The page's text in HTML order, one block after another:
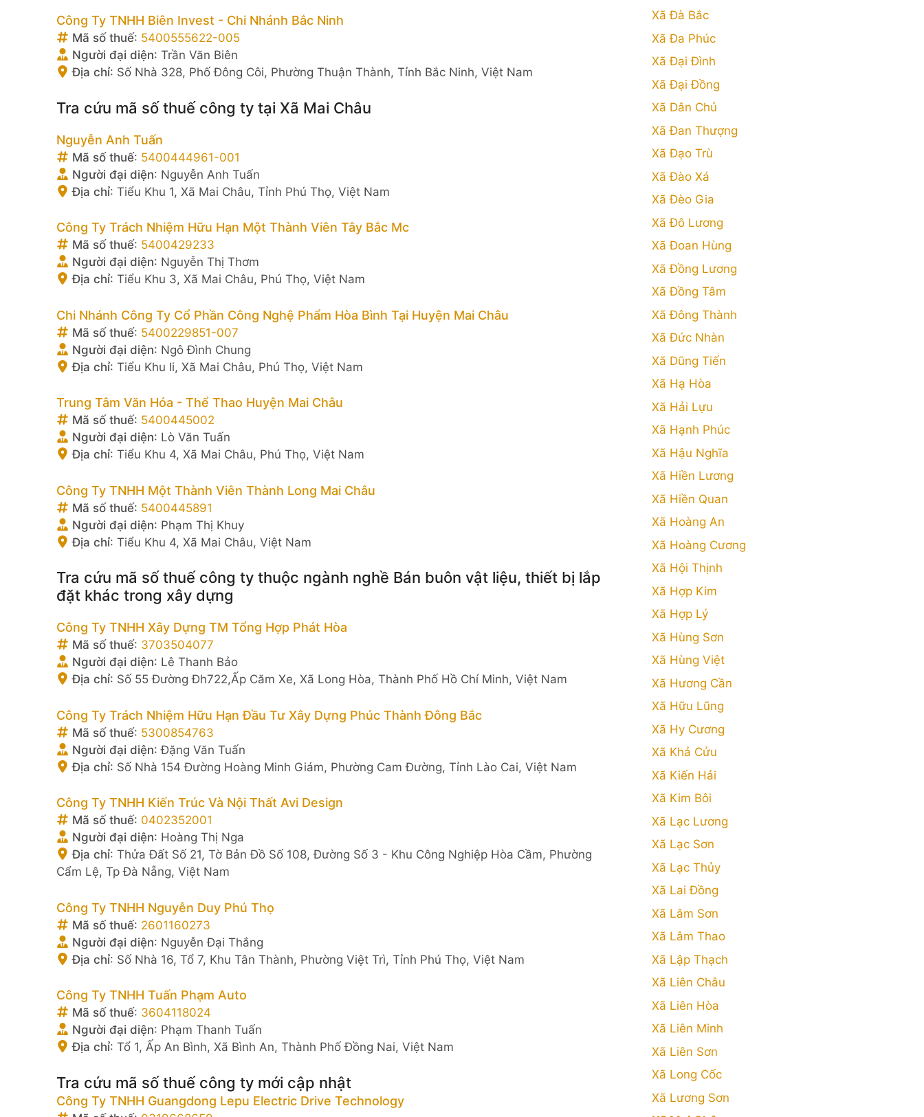
Công Ty TNHH Biên Invest - Chi Nhánh Bắc Ninh
Mã số thuế: 5400555622-005
Người đại diện: Trần Văn Biên
Địa chỉ: Số Nhà 328, Phố Đông Côi, Phường Thuận Thành, Tỉnh Bắc Ninh, Việt Nam
Tra cứu mã số thuế công ty tại Xã Mai Châu
Nguyễn Anh Tuấn
Mã số thuế: 5400444961-001
Người đại diện: Nguyễn Anh Tuấn
Địa chỉ: Tiểu Khu 1, Xã Mai Châu, Tỉnh Phú Thọ, Việt Nam
Công Ty Trách Nhiệm Hữu Hạn Một Thành Viên Tây Bắc Mc
Mã số thuế: 5400429233
Người đại diện: Nguyễn Thị Thơm
Địa chỉ: Tiểu Khu 3, Xã Mai Châu, Phú Thọ, Việt Nam
Chi Nhánh Công Ty Cổ Phần Công Nghệ Phẩm Hòa Bình Tại Huyện Mai Châu
Mã số thuế: 5400229851-007
Người đại diện: Ngô Đình Chung
Địa chỉ: Tiểu Khu Ii, Xã Mai Châu, Phú Thọ, Việt Nam
Trung Tâm Văn Hóa - Thể Thao Huyện Mai Châu
Mã số thuế: 5400445002
Người đại diện: Lò Văn Tuấn
Địa chỉ: Tiểu Khu 4, Xã Mai Châu, Phú Thọ, Việt Nam
Công Ty TNHH Một Thành Viên Thành Long Mai Châu
Mã số thuế: 5400445891
Người đại diện: Phạm Thị Khuy
Địa chỉ: Tiểu Khu 4, Xã Mai Châu, Việt Nam
Tra cứu mã số thuế công ty thuộc ngành nghề Bán buôn vật liệu, thiết bị lắp
đặt khác trong xây dựng
Công Ty TNHH Xây Dựng TM Tổng Hợp Phát Hòa
Mã số thuế: 3703504077
Người đại diện: Lê Thanh Bảo
Địa chỉ: Số 55 Đường Đh722,Ấp Căm Xe, Xã Long Hòa, Thành Phố Hồ Chí Minh, Việt Nam
Công Ty Trách Nhiệm Hữu Hạn Đầu Tư Xây Dựng Phúc Thành Đông Bắc
Mã số thuế: 5300854763
Người đại diện:Đặng Văn Tuấn
Địa chỉ: Số Nhà 154 Đường Hoàng Minh Giám, Phường Cam Đường, Tỉnh Lào Cai, Việt Nam
Công Ty TNHH Kiến Trúc Và Nội Thất Avi Design
Mã số thuế: 0402352001
Người đại diện: Hoàng Thị Nga
Địa chỉ: Thửa Đất Số 21, Tờ Bản Đồ Số 108, Đường Số 3 - Khu Công Nghiệp Hòa Cầm, Phường
Cẩm Lệ, Tp Đà Nẵng, Việt Nam
Công Ty TNHH Nguyễn Duy Phú Thọ
Mã số thuế: 2601160273
Người đại diện: Nguyễn Đại Thắng
Địa chỉ: Số Nhà 16, Tổ 7, Khu Tân Thành, Phường Việt Trì, Tỉnh Phú Thọ, Việt Nam
Công Ty TNHH Tuấn Phạm Auto
Mã số thuế: 3604118024
Người đại diện: Phạm Thanh Tuấn
Địa chỉ: Tổ 1, Ấp An Bình, Xã Bình An, Thành Phố Đồng Nai, Việt Nam
Tra cứu mã số thuế công ty mới cập nhật
Công Ty TNHH Guangdong Lepu Electric Drive Technology
Xã Đà Bắc
Xã Đa Phúc
Xã Đại Đình
Xã Đại Đồng
Xã Dân Chủ
Xã Đan Thượng
Xã Đạo Trù
Xã Đào Xá
Xã Đèo Gia
Xã Đô Lương
Xã Đoan Hùng
Xã Đồng Lương
Xã Đồng Tâm
Xã Đông Thành
Xã Đức Nhàn
Xã Dũng Tiến
Xã Hạ Hòa
Xã Hải Lựu
Xã Hạnh Phúc
Xã Hậu Nghĩa
Xã Hiền Lương
Xã Hiền Quan
Xã Hoàng An
Xã Hoàng Cương
Xã Hội Thịnh
Xã Hợp Kim
Xã Hợp Lý
Xã Hùng Sơn
Xã Hùng Việt
Xã Hương Cần
Xã Hữu Lũng
Xã Hy Cương
Xã Khả Cửu
Xã Kiến Hải
Xã Kim Bôi
Xã Lạc Lương
Xã Lạc Sơn
Xã Lạc Thủy
Xã Lai Đồng
Xã Lâm Sơn
Xã Lâm Thao
Xã Lập Thạch
Xã Liên Châu
Xã Liên Hòa
Xã Liên Minh
Xã Liên Sơn
Xã Long Cốc
Xã Lương Sơn